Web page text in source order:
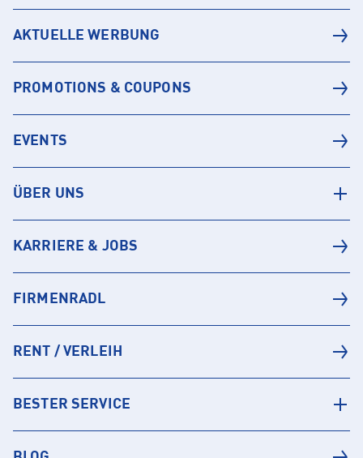
AKTUELLE WERBUNG
PROMOTIONS & COUPONS
EVENTS
ÜBER UNS
KARRIERE & JOBS
FIRMENRADL
RENT / VERLEIH
BESTER SERVICE